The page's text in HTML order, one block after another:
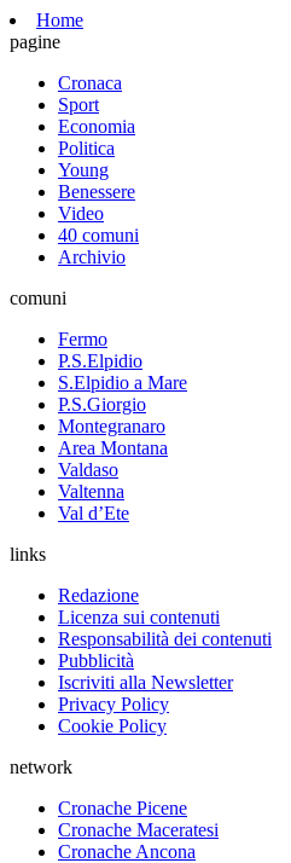
Home
pagine
Cronaca
Sport
Economia
Politica
Young
Benessere
Video
40 comuni
Archivio
comuni
Fermo
P.S.Elpidio
S.Elpidio a Mare
P.S.Giorgio
Montegranaro
Area Montana
Valdaso
Valtenna
Val d’Ete
links
Redazione
Licenza sui contenuti
Responsabilità dei contenuti
Pubblicità
Iscriviti alla Newsletter
Privacy Policy
Cookie Policy
network
Cronache Picene
Cronache Maceratesi
Cronache Ancona